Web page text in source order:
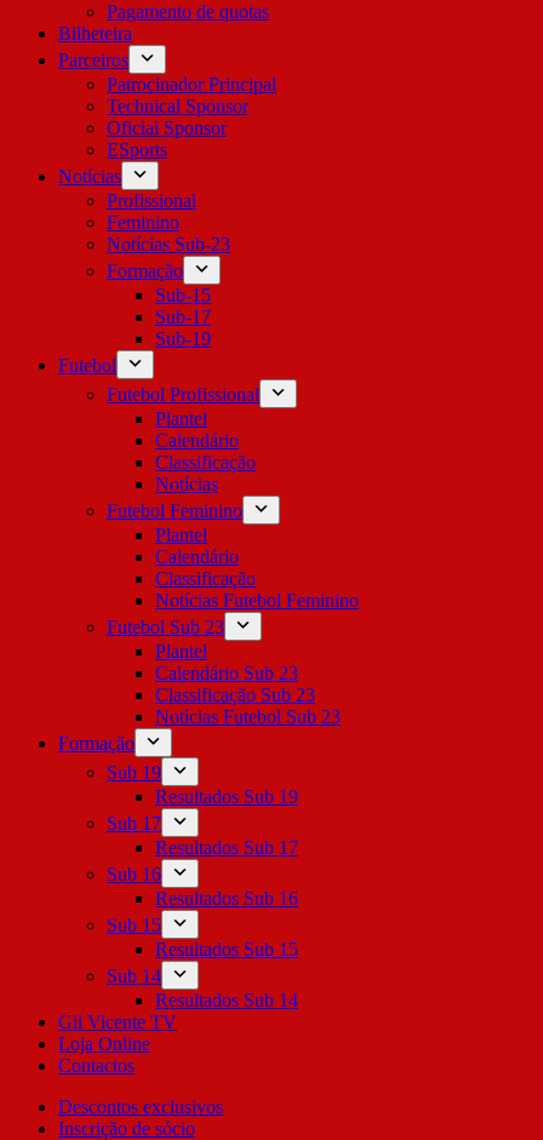
Pagamento de quotas
Bilheteira
Parceiros
Patrocinador Principal
Technical Sponsor
Oficial Sponsor
ESports
Notícias
Profissional
Feminino
Notícias Sub-23
Formação
Sub-15
Sub-17
Sub-19
Futebol
Futebol Profissional
Plantel
Calendário
Classificação
Notícias
Futebol Feminino
Plantel
Calendário
Classificação
Notícias Futebol Feminino
Futebol Sub 23
Plantel
Calendário Sub 23
Classificação Sub 23
Notícias Futebol Sub 23
Formação
Sub 19
Resultados Sub 19
Sub 17
Resultados Sub 17
Sub 16
Resultados Sub 16
Sub 15
Resultados Sub 15
Sub 14
Resultados Sub 14
Gil Vicente TV
Loja Online
Contactos
Descontos exclusivos
Inscrição de sócio